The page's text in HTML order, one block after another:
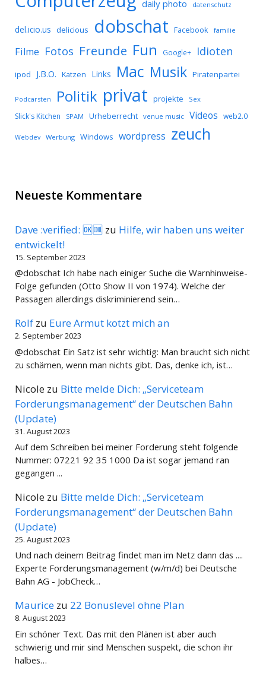
daily photo datenschutz
del.icio.us delicious dobschat Facebook familie
Filme Fotos Freunde Fun Google+ Idioten
ipod J.B.O. Katzen Links Mac Musik Piratenpartei
Podcarsten Politik privat projekte Sex
Slick's Kitchen SPAM Urheberrecht venue music Videos web2.0
Webdev Werbung Windows wordpress zeuch
Neueste Kommentare
Dave :verified: 🆗🆒 zu Hilfe, wir haben uns weiter
entwickelt!
15. September 2023
@dobschat Ich habe nach einiger Suche die Warnhinweise-
Folge gefunden (Otto Show II von 1974). Welche der
Passagen allerdings diskriminierend sein…
Rolf zu Eure Armut kotzt mich an
2. September 2023
@dobschat Ein Satz ist sehr wichtig: Man braucht sich nicht
zu schämen, wenn man nichts gibt. Das, denke ich, ist…
Nicole zu Bitte melde Dich: „Serviceteam
Forderungsmanagement“ der Deutschen Bahn
(Update)
31. August 2023
Auf dem Schreiben bei meiner Forderung steht folgende
Nummer: 07221 92 35 1000 Da ist sogar jemand ran
gegangen ...
Nicole zu Bitte melde Dich: „Serviceteam
Forderungsmanagement“ der Deutschen Bahn
(Update)
25. August 2023
Und nach deinem Beitrag findet man im Netz dann das ....
Experte Forderungsmanagement (w/m/d) bei Deutsche
Bahn AG - JobCheck…
Maurice zu 22 Bonuslevel ohne Plan
8. August 2023
Ein schöner Text. Das mit den Plänen ist aber auch
schwierig und mir sind Menschen suspekt, die schon ihr
halbes…